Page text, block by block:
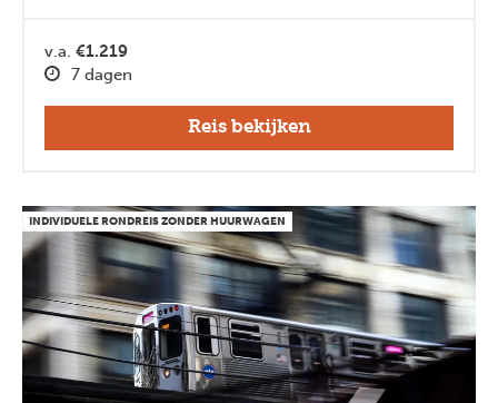
v.a. €1.219
7 dagen
Reis bekijken
INDIVIDUELE RONDREIS ZONDER HUURWAGEN